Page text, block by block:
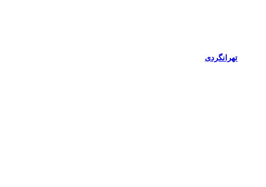
تهرانگردی